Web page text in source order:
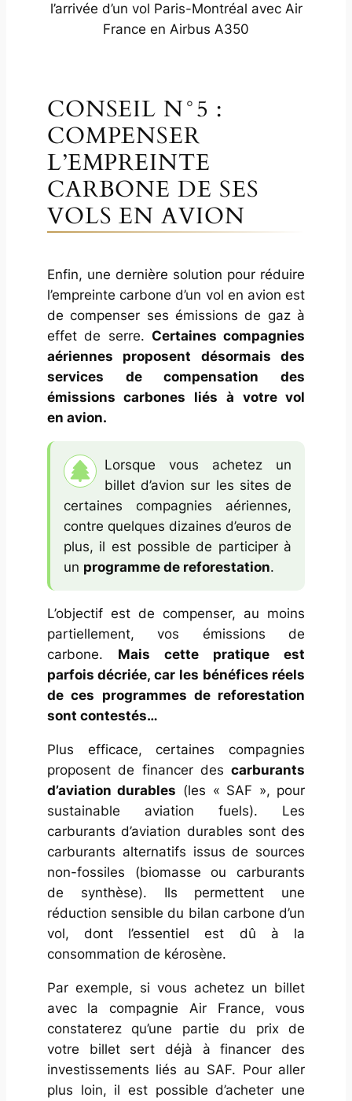
l’arrivée d’un vol Paris-Montréal avec Air
France en Airbus A350
CONSEIL N°5 :
COMPENSER
L’EMPREINTE
CARBONE DE SES
VOLS EN AVION
Enfin, une dernière solution pour réduire
l’empreinte carbone d’un vol en avion est
de compenser ses émissions de gaz à
effet de serre. Certaines compagnies
aériennes proposent désormais des
services de compensation des
émissions carbones liés à votre vol
en avion.
Lorsque vous achetez un
billet d’avion sur les sites de
certaines compagnies aériennes,
contre quelques dizaines d’euros de
plus, il est possible de participer à
un programme de reforestation.
L’objectif est de compenser, au moins
partiellement, vos émissions de
carbone. Mais cette pratique est
parfois décriée, car les bénéfices réels
de ces programmes de reforestation
sont contestés…
Plus efficace, certaines compagnies
proposent de financer descarburants
d’aviation durables (les « SAF », pour
sustainable aviation fuels). Les
carburants d’aviation durables sont des
carburants alternatifs issus de sources
non-fossiles (biomasse ou carburants
de synthèse). Ils permettent une
réduction sensible du bilan carbone d’un
vol, dont l’essentiel est dû à la
consommation de kérosène.
Par exemple, si vous achetez un billet
avec la compagnie Air France, vous
constaterez qu’une partie du prix de
votre billet sert déjà à financer des
investissements liés au SAF. Pour aller
plus loin, il est possible d’acheter une